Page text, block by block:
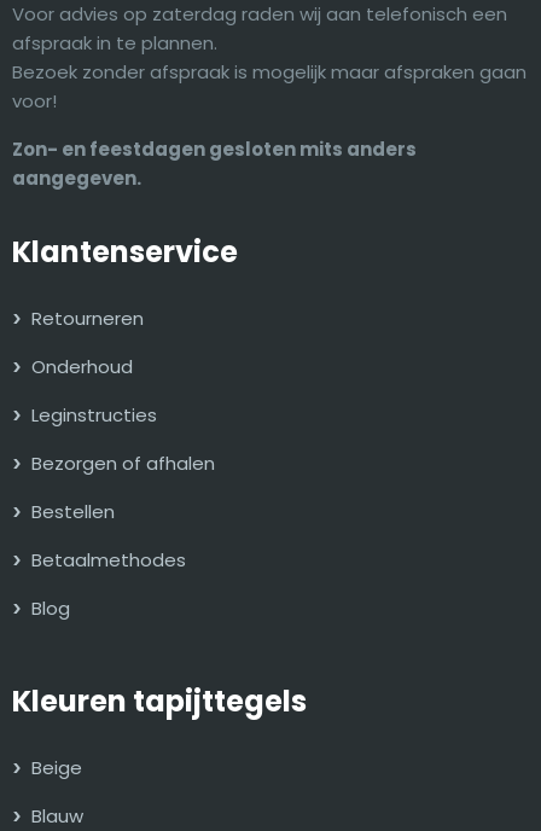
Voor advies op zaterdag raden wij aan telefonisch een
afspraak in te plannen.
Bezoek zonder afspraak is mogelijk maar afspraken gaan
voor!
Zon- en feestdagen gesloten mits anders
aangegeven.
Klantenservice
Retourneren
Onderhoud
Leginstructies
Bezorgen of afhalen
Bestellen
Betaalmethodes
Blog
Kleuren tapijttegels
Beige
Blauw